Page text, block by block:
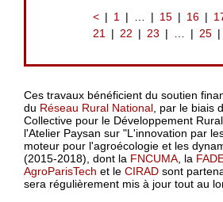
< 1 … 15 16
21
22 23 … 25
Ces travaux bénéficient du soutien
du Réseau Rural National, par le biais
Collective pour le Développement
l'Atelier Paysan sur "L'innovation par
moteur pour l'agroécologie et les
(2015-2018), dont la FNCUMA, la
AgroParisTech et le CIRAD sont
sera régulièrement mis à jour tout au